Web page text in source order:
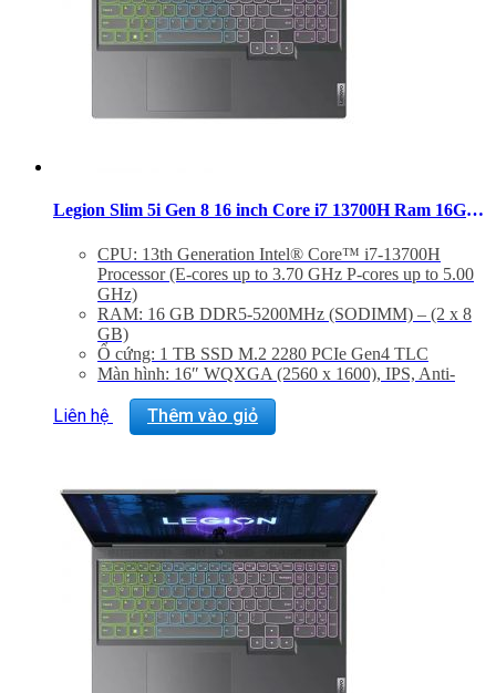
Legion Slim 5i Gen 8 16 inch Core i7 13700H Ram 16GB SSD 1TB RTX 4060 Windows 11
CPU: 13th Generation Intel® Core™ i7-13700H
Processor (E-cores up to 3.70 GHz P-cores up to 5.00
GHz)
RAM: 16 GB DDR5-5200MHz (SODIMM) – (2 x 8
GB)
Ổ cứng: 1 TB SSD M.2 2280 PCIe Gen4 TLC
Màn hình: 16″ WQXGA (2560 x 1600), IPS, Anti-
Narrow Bezel, Low Blue Light
Graphic Card: NVIDIA® GeForce RTX™ 4060
Trọng lượng: 2.3 Kg
Liên hệ Thêm vào giỏ